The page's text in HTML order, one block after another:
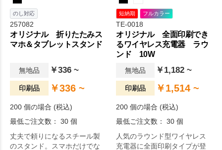
のし対応
257082
オリジナル 折りたたみス
マホ＆タブレットスタンド
無地品 ￥336 ~
印刷品 ￥336 ~
200 個の場合 (税込)
最低ご注文数： 30 個
丈夫で頼りになるスチール製
のスタンド。スマホだけでな
短納期 フルカラー
TE-0018
オリジナル 全面印刷でき
るワイヤレス充電器 ラウ
ンド 10W
無地品 ￥1,182 ~
印刷品 ￥1,514 ~
200 個の場合 (税込)
最低ご注文数： 30 個
人気のラウンド型ワイヤレス
充電器に全面印刷タイプが登